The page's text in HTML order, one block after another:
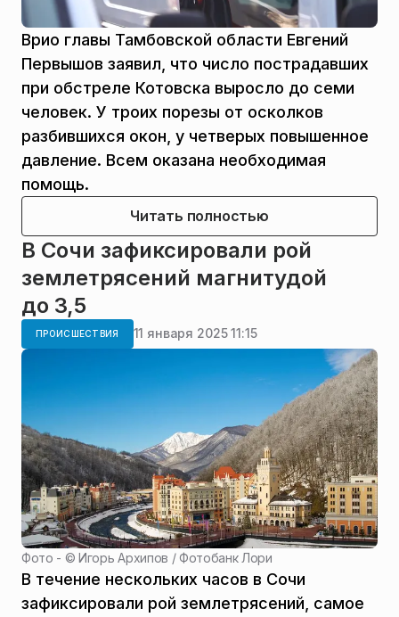
Врио главы Тамбовской области Евгений
Первышов заявил, что число пострадавших
при обстреле Котовска выросло до семи
человек. У троих порезы от осколков
разбившихся окон, у четверых повышенное
давление. Всем оказана необходимая
помощь.
Читать полностью
В Сочи зафиксировали рой
землетрясений магнитудой
до 3,5
ПРОИСШЕСТВИЯ 11 января 2025 11:15
Фото - ©Игорь Архипов / Фотобанк Лори
В течение нескольких часов в Сочи
зафиксировали рой землетрясений, самое